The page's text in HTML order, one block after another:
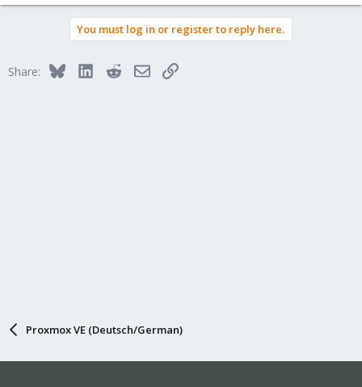
You must log in or register to reply here.
Share: BlueskyLinkedInRedditEmailLink
Proxmox VE (Deutsch/German)